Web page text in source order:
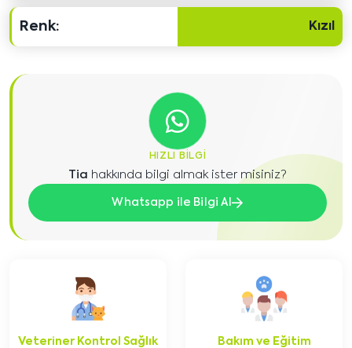
Renk: Kızıl
HIZLI BILGI
Tia hakkında bilgi almak ister misiniz?
Whatsapp ile Bilgi Al
Veteriner Kontrol Sağlık
Bakım ve Eğitim